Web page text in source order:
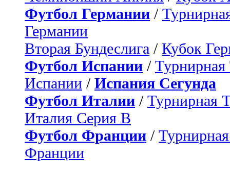
Футбол Германии /
Германии
Вторая Бундеслига / Кубок
Футбол Испании / Турнирная
Испании / Испания Сегунда
Футбол Италии / Турнирная
Италия Серия B
Футбол Франции /
Франции